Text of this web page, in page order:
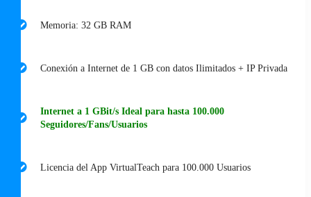
Memoria: 32 GB RAM
Conexión a Internet de 1 GB con datos Ilimitados + IP Privada
Internet a 1 GBit/s Ideal para hasta 100.000
Seguidores/Fans/Usuarios
Licencia del App VirtualTeach para 100.000 Usuarios